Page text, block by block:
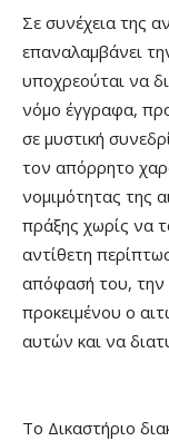
Σε συνέχεια της
επαναλαμβάνει
υποχρεούται να
νόμο έγγραφα,
σε μυστική
τον απόρρητο
νομιμότητας της
πράξης χωρίς να
αντίθετη
απόφασή του, την
προκειμένου ο
αυτών και να
Το Δικαστήριο